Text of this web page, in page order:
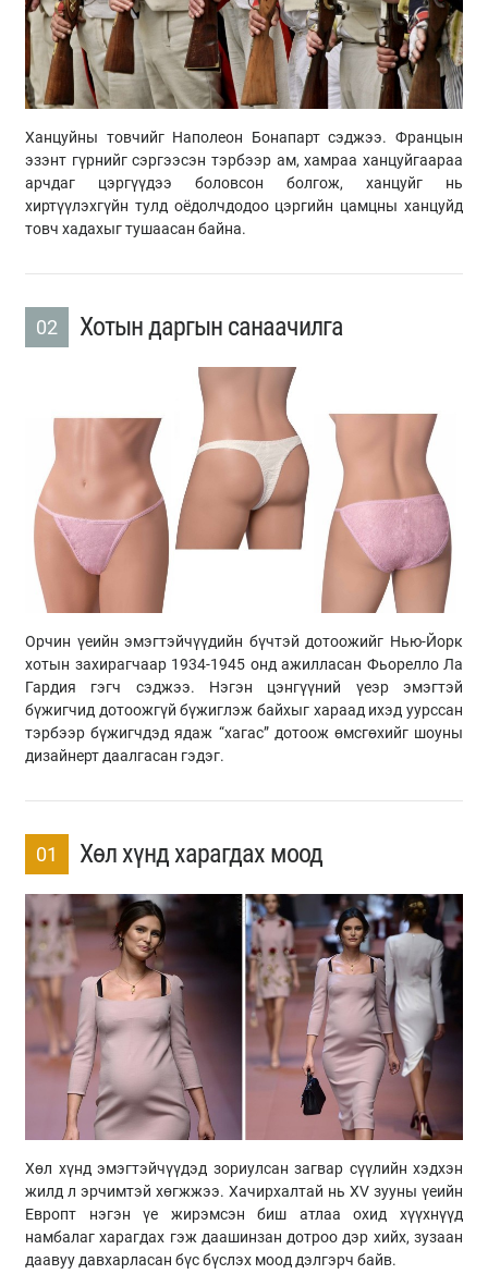
Ханцуйны товчийг Наполеон Бонапарт сэджээ. Францын
эзэнт гүрнийг сэргээсэн тэрбээр ам, хамраа ханцуйгаараа
арчдаг цэргүүдээ боловсон болгож, ханцуйг нь
хиртүүлэхгүйн тулд оёдолчдодоо цэргийн цамцны ханцуйд
товч хадахыг тушаасан байна.
02 Хотын даргын санаачилга
Орчин үеийн эмэгтэйчүүдийн бүчтэй дотоожийг Нью-Йорк
хотын захирагчаар 1934-1945 онд ажилласан Фьорелло Ла
Гардия гэгч сэджээ. Нэгэн цэнгүүний үеэр эмэгтэй
бүжигчид дотоожгүй бүжиглэж байхыг хараад ихэд уурссан
тэрбээр бүжигчдэд ядаж “хагас” дотоож өмсгөхийг шоуны
дизайнерт даалгасан гэдэг.
01 Хөл хүнд харагдах моод
Хөл хүнд эмэгтэйчүүдэд зориулсан загвар сүүлийн хэдхэн
жилд л эрчимтэй хөгжжээ. Хачирхалтай нь XV зууны үеийн
Европт нэгэн үе жирэмсэн биш атлаа охид хүүхнүүд
намбалаг харагдах гэж даашинзан дотроо дэр хийх, зузаан
даавуу давхарласан бүс бүслэх моод дэлгэрч байв.